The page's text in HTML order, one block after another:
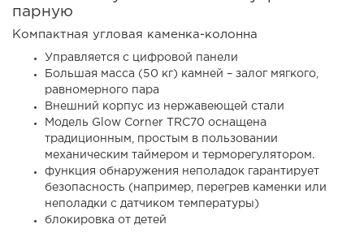
парную
Компактная угловая каменка-колонна
Управляется с цифровой панели
Большая масса (50 кг) камней – залог мягкого,
равномерного пара
Внешний корпус из нержавеющей стали
Модель Glow Corner TRC70 оснащена
традиционным, простым в пользовании
механическим таймером и терморегулятором.
функция обнаружения неполадок гарантирует
безопасность (например, перегрев каменки или
неполадки с датчиком температуры)
блокировка от детей